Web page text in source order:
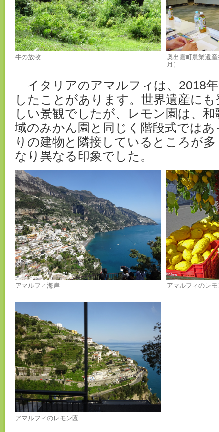
牛の放牧
奥出雲町農業遺
月）
イタリアのアマルフィは、2018
したことがあります。世界遺産に
しい景観でしたが、レモン園は、
域のみかん園と同じく階段式では
りの建物と隣接しているところが
なり異なる印象でした。
アマルフィ海岸 アマルフィのレモ
アマルフィのレモン園